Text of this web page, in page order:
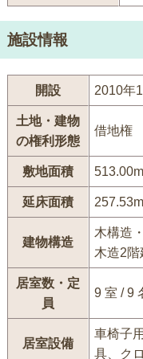
施設情報
開設 2010年
土地・建物
の権利形態
借地権
敷地面積
延床面積
建物構造
木構造
木造2階
居室数・定
員
9 室 / 9
居室設備
車椅子
具、ク